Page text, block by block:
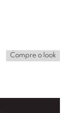
Compre o look